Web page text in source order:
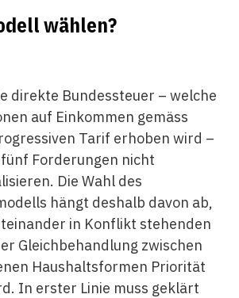
wählen?
direkte Bundessteuer – welche
auf Einkommen gemäss
Tarif erhoben wird –
Forderungen nicht
Die Wahl des
hängt deshalb davon ab,
in Konflikt stehenden
Gleichbehandlung zwischen
Haushaltsformen Priorität
In erster Linie muss geklärt